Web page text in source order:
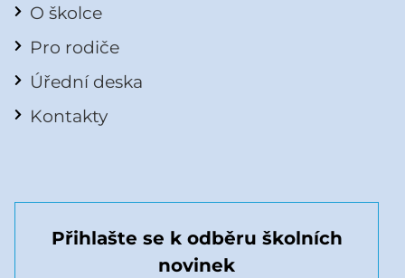
O školce
Pro rodiče
Úřední deska
Kontakty
Přihlašte se k odběru školních
novinek